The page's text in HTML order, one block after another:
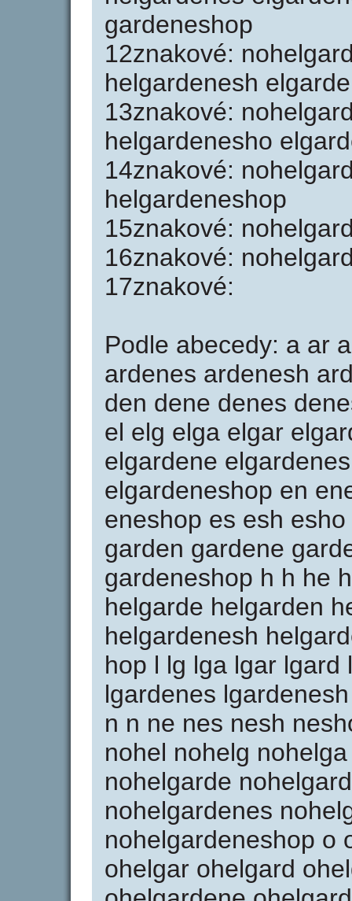
gardeneshop
12znakové:
helgardenesh
13znakové:
helgardenesho
14znakové:
helgardeneshop
15znakové:
16znakové:
17znakové:
Podle abecedy: a ar
ardenes ardenesh
den dene denes
el elg elga elgar
elgardene
elgardeneshop en
eneshop es esh
garden gardene
gardeneshop h h he
helgarde helgarden
helgardenesh
hop l lg lga lgar
lgardenes
n n ne nes nesh
nohel nohelg
nohelgarde
nohelgardenes
nohelgardeneshop o
ohelgar ohelgard